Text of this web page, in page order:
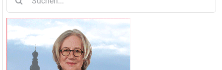
nach: